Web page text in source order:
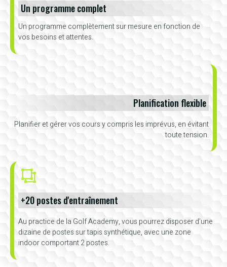
Un programme complet
Un programme complètement sur mesure en fonction de
vos besoins et attentes.
Planification flexible
Planifier et gérer vos cours y compris les imprévus, en évitant
toute tension.
+20 postes d'entraînement
Au practice de la Golf Academy, vous pourrez disposer d’une
dizaine de postes sur tapis synthétique, avec une zone
indoor comportant 2 postes.